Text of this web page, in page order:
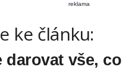
reklama
ke článku:
darovat vše, co